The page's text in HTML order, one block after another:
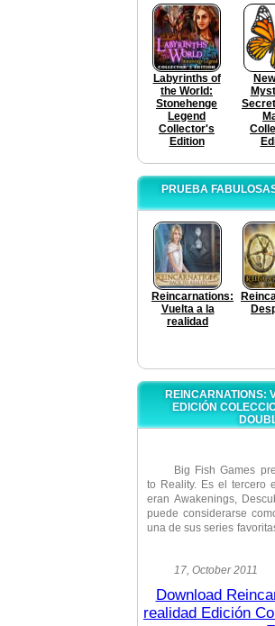
Labyrinths of
the World:
Stonehenge
Legend
Collector's
Edition
PRUEBA
Reincarnations:
Vuelta a la
realidad
REINCARNATIONS:
EDICIÓN
Big Fish Games
to Reality. Es el tercero
eran Awakenings,
puede considerarse
una de sus series
Suponga que
errores. ¡Usted viajará
cosas derecho, y
17, October 2011
Download
realidad Edición